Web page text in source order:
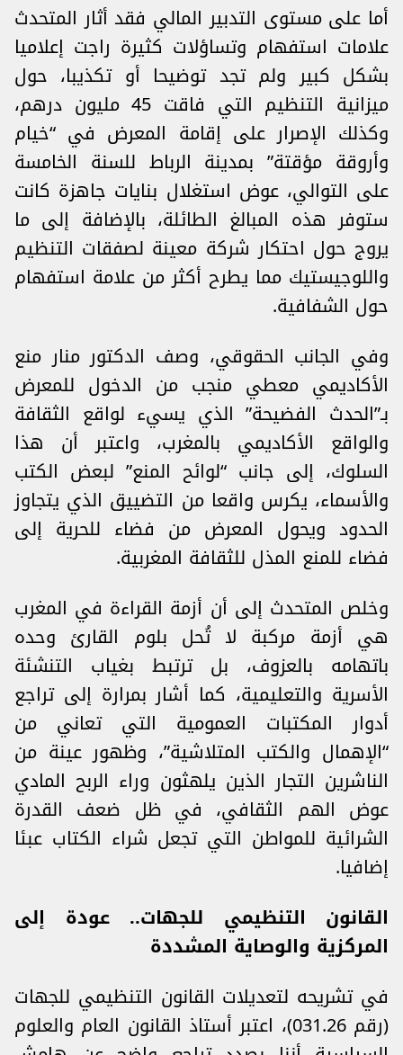
أما على مستوى التدبير المالي فقد أثار المتحدث
علامات استفهام وتساؤلات كثيرة راجت إعلاميا
بشكل كبير ولم تجد توضيحا أو تكذيبا، ‏حول
ميزانية التنظيم التي فاقت 45 مليون درهم،
‎وكذلك الإصرار على إقامة المعرض في “خيام
وأروقة ‏مؤقتة” بمدينة الرباط للسنة الخامسة
على التوالي، عوض استغلال بنايات جاهزة كانت
ستوفر هذه المبالغ الطائلة، ‏بالإضافة إلى ما
يروج حول احتكار شركة معينة لصفقات التنظيم
واللوجيستيك مما يطرح أكثر من علامة استفهام
حول ‏الشفافية.
وفي الجانب الحقوقي، وصف الدكتور منار منع
الأكاديمي معطي منجب من الدخول للمعرض
بـ‎”‎الحدث ‏الفضيحة‎” الذي يسيء لواقع الثقافة
والواقع الأكاديمي بالمغرب، ‎واعتبر أن هذا
السلوك، إلى جانب “لوائح ‏المنع” لبعض الكتب
والأسماء، يكرس واقعا من التضييق الذي يتجاوز
الحدود ويحول المعرض من فضاء ‏للحرية إلى
فضاء للمنع المذل للثقافة المغربية‎.
وخلص المتحدث إلى أن ‌‎أزمة القراءة‎ في المغرب
هي ‎أزمة مركبة‎ ‎لا تُحل بلوم القارئ وحده
باتهامه بالعزوف، بل ‏ترتبط بغياب التنشئة
الأسرية والتعليمية، كما أشار بمرارة إلى تراجع
أدوار المكتبات العمومية التي تعاني ‏من
“الإهمال والكتب المتلاشية”، وظهور عينة من
‌‎‎الناشرين التجار‎ الذين يلهثون وراء الربح المادي
‏عوض الهم الثقافي، في ظل ضعف القدرة
الشرائية للمواطن التي تجعل شراء الكتاب عبئا
إضافيا‎.
القانون التنظيمي للجهات.. عودة إلى
المركزية والوصاية المشددة
في تشريحه لتعديلات القانون التنظيمي للجهات
(رقم 031.26)، اعتبر أستاذ القانون العام والعلوم